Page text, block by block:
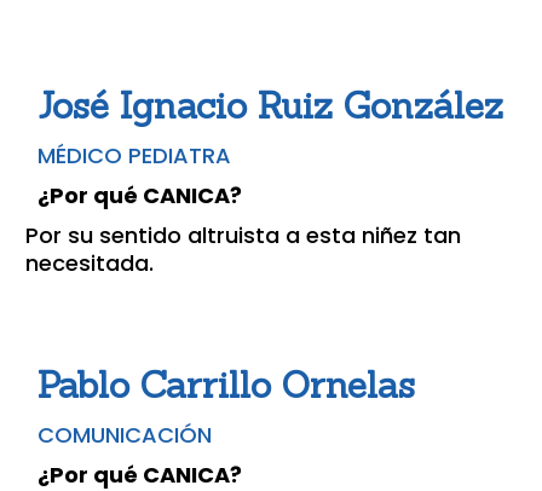
José Ignacio Ruiz González
MÉDICO PEDIATRA
¿Por qué CANICA?
Por su sentido altruista a esta niñez tan
necesitada.
Pablo Carrillo Ornelas
COMUNICACIÓN
¿Por qué CANICA?